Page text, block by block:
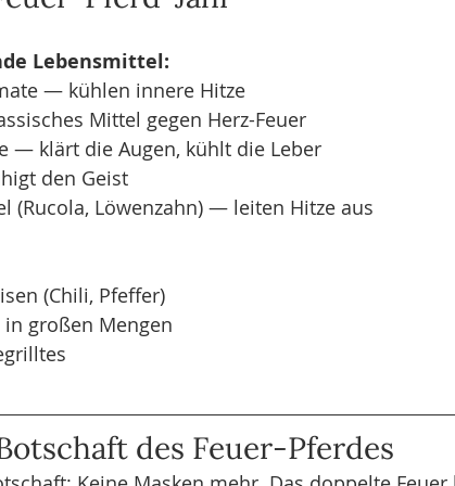
Lebensmittel:
— kühlen innere Hitze
Mittel gegen Herz-Feuer
— klärt die Augen, kühlt die Leber
den Geist
(Rucola, Löwenzahn) — leiten Hitze aus
(Chili, Pfeffer)
großen Mengen
des Feuer-Pferdes